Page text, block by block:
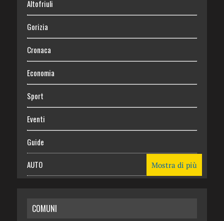
Altofriuli
Gorizia
Cronaca
Economia
Sport
Eventi
Guide
AUTO
RISPARMIO
Mostra di più
COMUNI